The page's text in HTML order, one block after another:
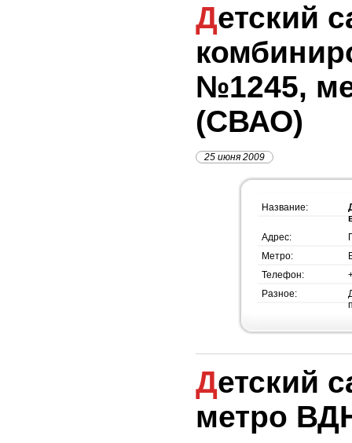
Детский сад
№1245,
(СВАО)
25 июня 2009
Название:
Адрес:
Метро:
Телефон:
Разное:
Детский сад №124,
метро